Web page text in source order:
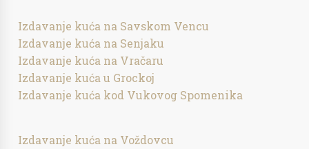
Izdavanje kuća na Savskom Vencu
Izdavanje kuća na Senjaku
Izdavanje kuća na Vračaru
Izdavanje kuća u Grockoj
Izdavanje kuća kod Vukovog Spomenika
Izdavanje kuća na Voždovcu